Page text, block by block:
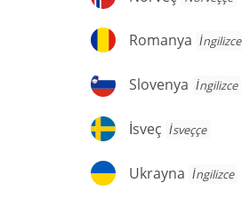
Romanya
Romanya İngilizce
Slovenya
Slovenya İngilizce
İsveç
İsveç İsveççe
Ukrayna
Ukrayna İngilizce